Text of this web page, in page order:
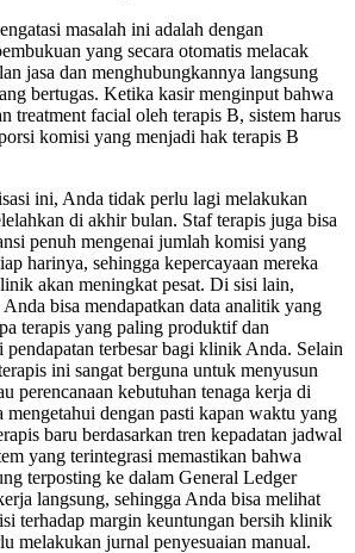
masalah ini adalah dengan
yang secara otomatis melacak
jasa dan menghubungkannya langsung
bertugas. Ketika kasir menginput bahwa
treatment facial oleh terapis B, sistem harus
komisi yang menjadi hak terapis B
ini, Anda tidak perlu lagi melakukan
di akhir bulan. Staf terapis juga bisa
penuh mengenai jumlah komisi yang
harinya, sehingga kepercayaan mereka
akan meningkat pesat. Di sisi lain,
bisa mendapatkan data analitik yang
terapis yang paling produktif dan
terbesar bagi klinik Anda. Selain
ini sangat berguna untuk menyusun
perencanaan kebutuhan tenaga kerja di
mengetahui dengan pasti kapan waktu yang
baru berdasarkan tren kepadatan jadwal
yang terintegrasi memastikan bahwa
terposting ke dalam General Ledger
langsung, sehingga Anda bisa melihat
terhadap margin keuntungan bersih klinik
melakukan jurnal penyesuaian manual.